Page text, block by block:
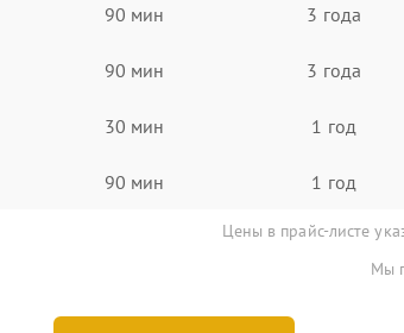
90 мин 3 года
90 мин 3 года
30 мин 1 год
90 мин 1 год
Цены в прайс-листе
Мы